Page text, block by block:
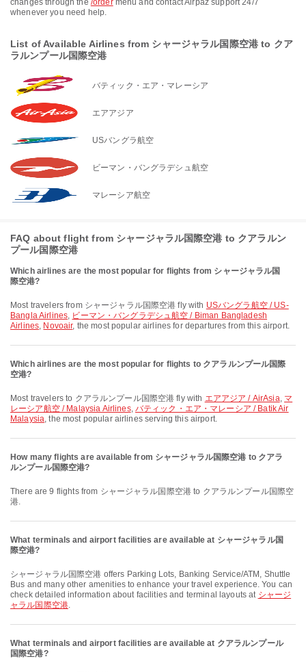
changes through the /ordermenu and contact Airpaz support 24/7
whenever you need help.
List of Available Airlines from シャージャラル国際空港 to クア
ラルンプール国際空港
バティック・エア・マレーシア
エアアジア
USバングラ航空
ビーマン・バングラデシュ航空
マレーシア航空
FAQ about flight from シャージャラル国際空港 to クアラルン
プール国際空港
Which airlines are the most popular for flights from シャージャラル国
際空港?
Most travelers from シャージャラル国際空港 fly with USバングラ航空 / US-
Bangla Airlines, ビーマン・バングラデシュ航空 / Biman Bangladesh
Airlines, Novoair, the most popular airlines for departures from this airport.
Which airlines are the most popular for flights to クアラルンプール国際
空港?
Most travelers to クアラルンプール国際空港 fly with エアアジア / AirAsia, マ
レーシア航空 / Malaysia Airlines, バティック・エア・マレーシア / Batik Air
Malaysia, the most popular airlines serving this airport.
How many flights are available from シャージャラル国際空港 to クアラ
ルンプール国際空港?
There are 9 flights from シャージャラル国際空港 to クアラルンプール国際空
港.
What terminals and airport facilities are available at シャージャラル国
際空港?
シャージャラル国際空港 offers Parking Lots, Banking Service/ATM, Shuttle
Bus and many other amenities to enhance your travel experience. You can
check detailed information about facilities and terminal layouts at シャージ
ャラル国際空港.
What terminals and airport facilities are available at クアラルンプール
国際空港?